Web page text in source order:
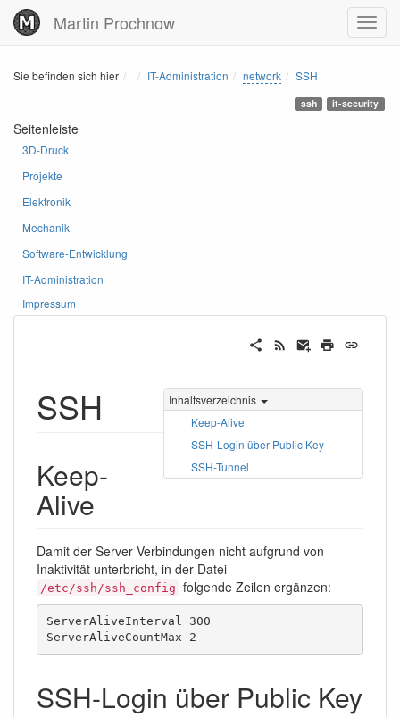
Martin Prochnow
Sie befinden sich hier HomeIT-Administration network SSH
ssh it-security
Seitenleiste
3D-Druck
Projekte
Elektronik
Mechanik
Software-Entwicklung
IT-Administration
Impressum
Inhaltsverzeichnis
Keep-Alive
SSH-Login über Public Key
SSH-Tunnel
SSH
Keep-
Alive
Damit der Server Verbindungen nicht aufgrund von
Inaktivität unterbricht, in der Datei
/etc/ssh/ssh_config folgende Zeilen ergänzen:
ServerAliveInterval 300
ServerAliveCountMax 2
SSH-Login über Public Key